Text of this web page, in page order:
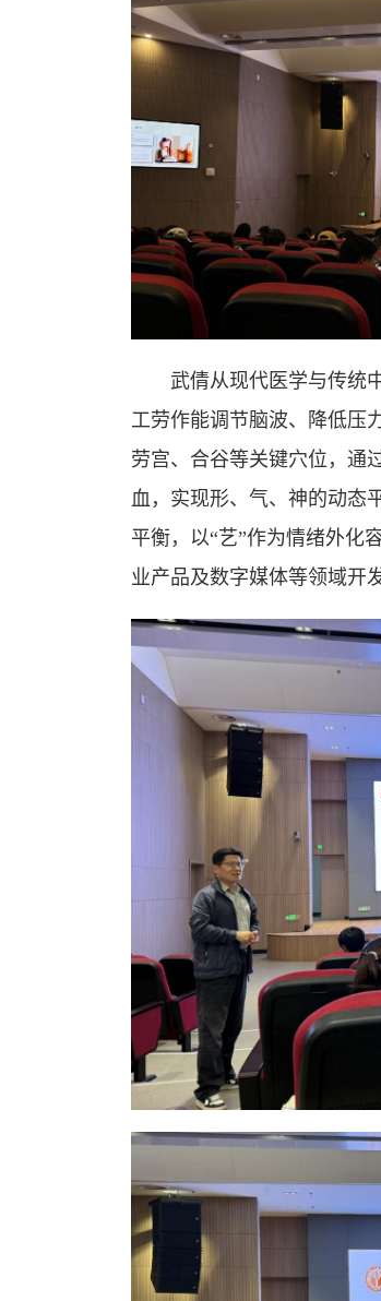
武倩从现代医学与传统
工劳作能调节脑波、降低压
劳宫、合谷等关键穴位，通
血，实现形、气、神的动态
平衡，以“艺”作为情绪外化
业产品及数字媒体等领域开